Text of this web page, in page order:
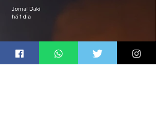
Jornal Daki
há 1 dia